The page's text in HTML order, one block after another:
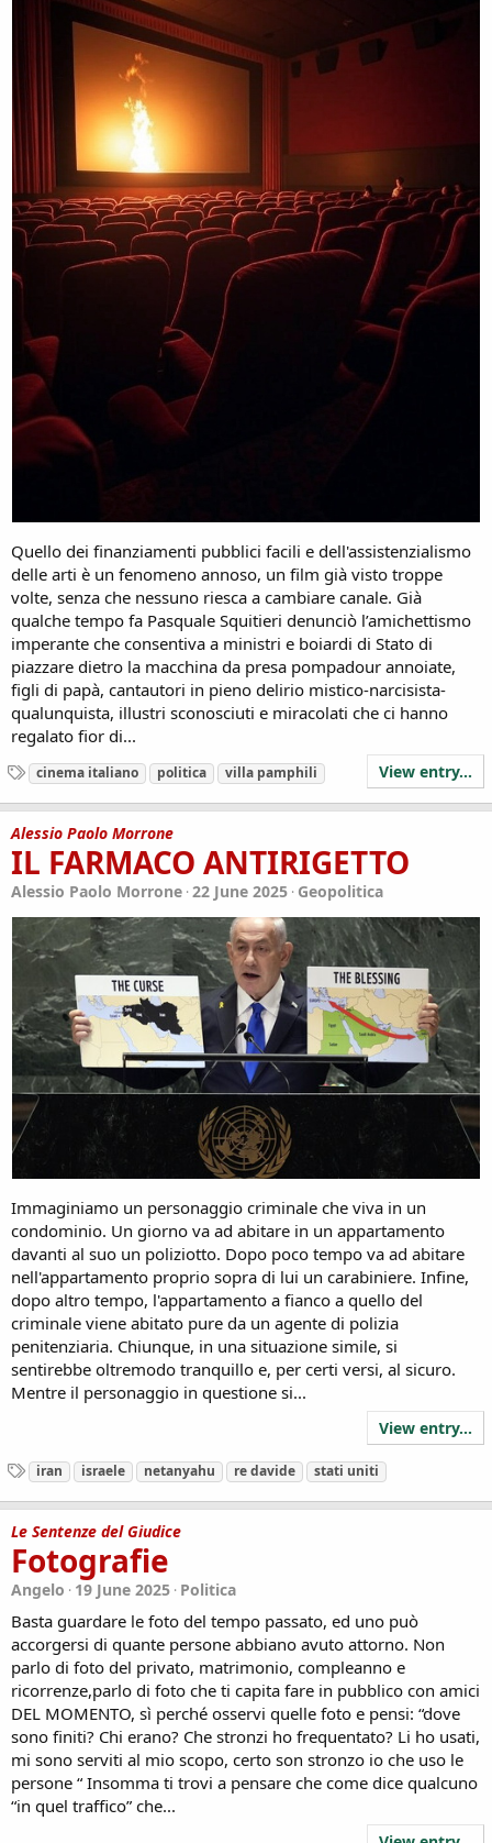
Quello dei finanziamenti pubblici facili e dell'assistenzialismo
delle arti è un fenomeno annoso, un film già visto troppe
volte, senza che nessuno riesca a cambiare canale. Già
qualche tempo fa Pasquale Squitieri denunciò l’amichettismo
imperante che consentiva a ministri e boiardi di Stato di
piazzare dietro la macchina da presa pompadour annoiate,
figli di papà, cantautori in pieno delirio mistico-narcisista-
qualunquista, illustri sconosciuti e miracolati che ci hanno
regalato fior di...
View entry...
T
a
g
s
cinema italiano politica villa pamphili
Alessio Paolo Morrone
IL FARMACO ANTIRIGETTO
Alessio Paolo Morrone 22 June 2025 Geopolitica
Immaginiamo un personaggio criminale che viva in un
condominio. Un giorno va ad abitare in un appartamento
davanti al suo un poliziotto. Dopo poco tempo va ad abitare
nell'appartamento proprio sopra di lui un carabiniere. Infine,
dopo altro tempo, l'appartamento a fianco a quello del
criminale viene abitato pure da un agente di polizia
penitenziaria. Chiunque, in una situazione simile, si
sentirebbe oltremodo tranquillo e, per certi versi, al sicuro.
Mentre il personaggio in questione si...
View entry...
T
a
g
s
iran israele netanyahu re davide stati uniti
Le Sentenze del Giudice
Fotografie
Angelo 19 June 2025 Politica
Basta guardare le foto del tempo passato, ed uno può
accorgersi di quante persone abbiano avuto attorno. Non
parlo di foto del privato, matrimonio, compleanno e
ricorrenze,parlo di foto che ti capita fare in pubblico con amici
DEL MOMENTO, sì perché osservi quelle foto e pensi: “dove
sono finiti? Chi erano? Che stronzi ho frequentato? Li ho usati,
mi sono serviti al mio scopo, certo son stronzo io che uso le
persone “ Insomma ti trovi a pensare che come dice qualcuno
“in quel traffico” che...